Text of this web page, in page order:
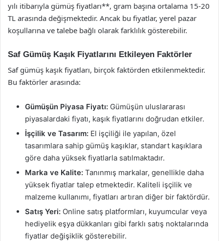
yılı itibarıyla gümüş fiyatları**, gram başına ortalama 15-20
TL arasında değişmektedir. Ancak bu fiyatlar, yerel pazar
koşullarına ve talebe bağlı olarak farklılık gösterebilir.
Saf Gümüş Kaşık Fiyatlarını Etkileyen Faktörler
Saf gümüş kaşık fiyatları, birçok faktörden etkilenmektedir.
Bu faktörler arasında:
Gümüşün Piyasa Fiyatı: Gümüşün uluslararası
piyasalardaki fiyatı, kaşık fiyatlarını doğrudan etkiler.
İşçilik ve Tasarım: El işçiliği ile yapılan, özel
tasarımlara sahip gümüş kaşıklar, standart kaşıklara
göre daha yüksek fiyatlarla satılmaktadır.
Marka ve Kalite: Tanınmış markalar, genellikle daha
yüksek fiyatlar talep etmektedir. Kaliteli işçilik ve
malzeme kullanımı, fiyatları artıran diğer bir faktördür.
Satış Yeri: Online satış platformları, kuyumcular veya
hediyelik eşya dükkanları gibi farklı satış noktalarında
fiyatlar değişiklik gösterebilir.